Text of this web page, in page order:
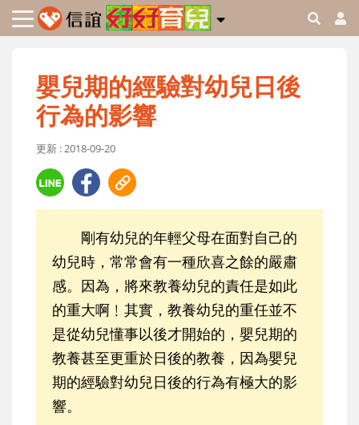
嬰兒期的經驗對幼兒日後
行為的影響
更新 : 2018-09-20
剛有幼兒的年輕父母在面對自己的
幼兒時，常常會有一種欣喜之餘的嚴肅
感。因為，將來教養幼兒的責任是如此
的重大啊﹗其實，教養幼兒的重任並不
是從幼兒懂事以後才開始的，嬰兒期的
教養甚至更重於日後的教養，因為嬰兒
期的經驗對幼兒日後的行為有極大的影
響。